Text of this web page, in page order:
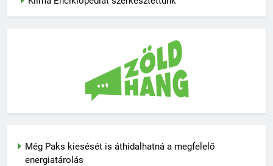
Még Paks kiesését is áthidalhatná a megfelelő
energiatárolás